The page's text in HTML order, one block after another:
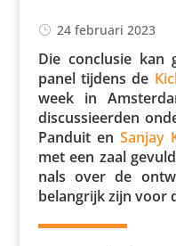
24 februari 2023
Die conclusie kan
panel tijdens de
week in
discus­si­eerden
Panduit enSanjay
met een zaal
nals over de
belang­rijk zijn voor